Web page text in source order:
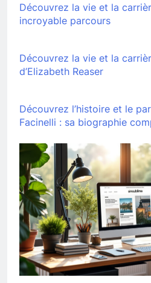
Découvrez la vie et la
incroyable parcours
Découvrez la vie et la
d’Elizabeth Reaser
Découvrez l’histoire et le
Facinelli : sa biographie